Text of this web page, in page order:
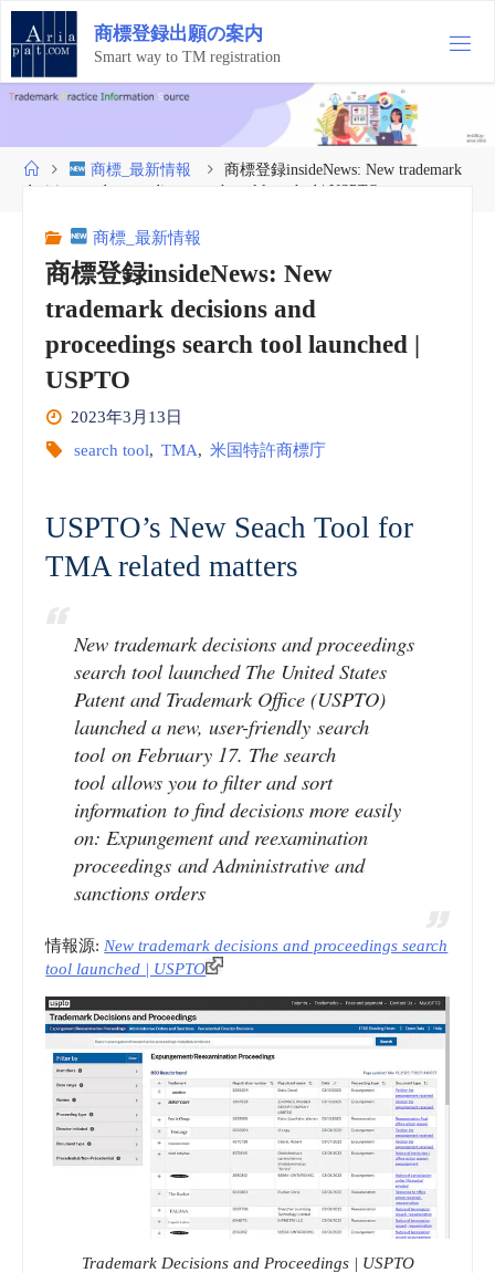
コ
テ
ン
ツ
ス
商標登録出願の案内
Smart way to TM registration
ホ
ー
商標_最新情報
商標登録insideNews: New trademark
decisions and proceedings search tool launched | USPTO
商標_最新情報
商標登録insideNews: New
trademark decisions and
proceedings search tool launched |
USPTO
2023年3月13日
search tool, TMA, 米国特許商標庁
USPTO’s New Seach Tool for
TMA related matters
New trademark decisions and proceedings
search tool launched The United States
Patent and Trademark Office (USPTO)
launched a new, user-friendly search
tool on February 17. The search
tool allows you to filter and sort
information to find decisions more easily
on: Expungement and reexamination
proceedings and Administrative and
sanctions orders
情報源: New trademark decisions and proceedings search
tool launched | USPTO
Trademark Decisions and Proceedings | USPTO